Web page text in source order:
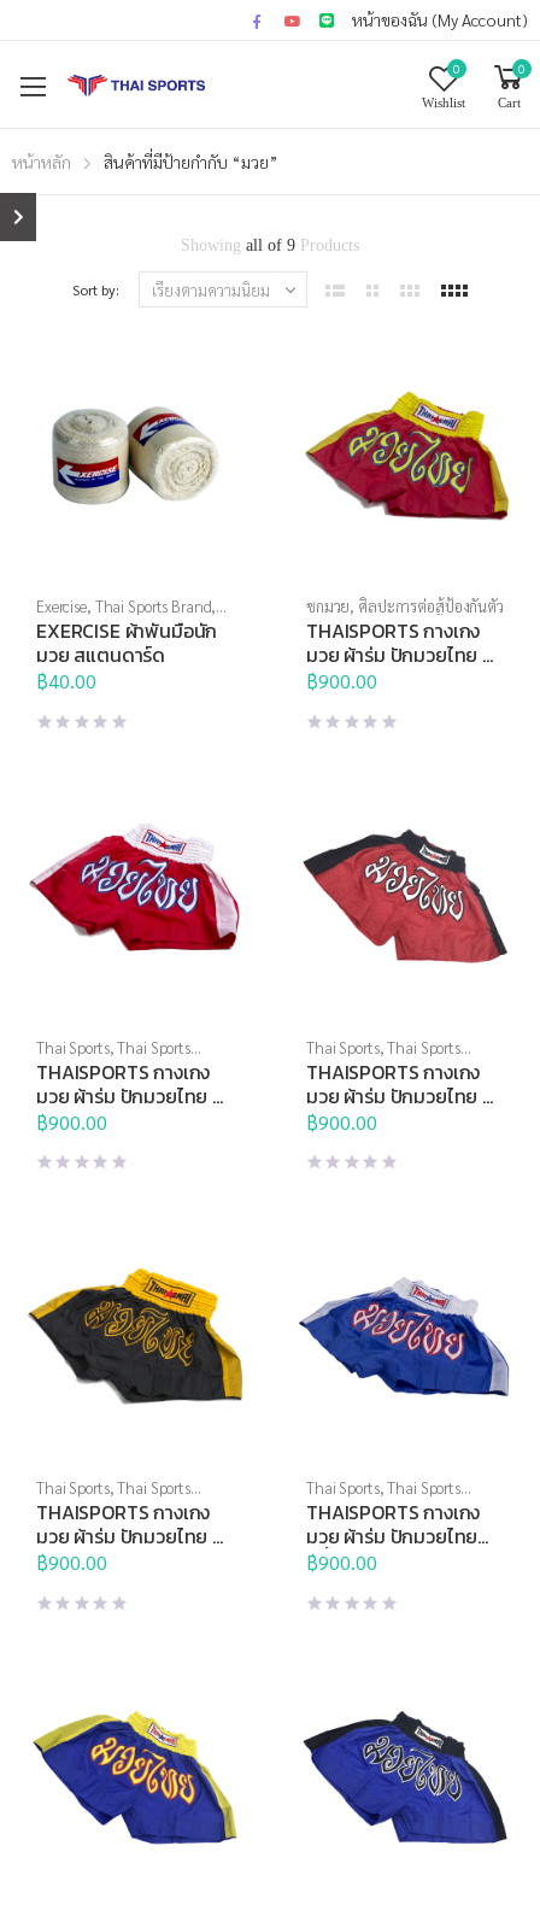
หน้าของฉัน (My Account)
0
Wishlist
0
Cart
หน้าหลัก สินค้าที่มีป้ายกำกับ “มวย”
Showing all of 9 Products
Sort by:
Exercise, Thai Sports Brand,
ชกมวย,ศิลปะการต่อสู้ป้องกันตัว
EXERCISE ผ้าพันมือนัก
มวย สแตนดาร์ด
฿40.00
ชกมวย, ศิลปะการต่อสู้ป้องกันตัว
THAISPORTS กางเกง
มวย ผ้าร่ม ปักมวยไทย สี
แดงแถบเหลือง
฿900.00
Thai Sports,Thai Sports
Brand,ชกมวย,ศิลปะการต่อสู้
ป้องกันตัว
THAISPORTS กางเกง
มวย ผ้าร่ม ปักมวยไทย สี
แดงแถบขาว
฿900.00
Thai Sports,Thai Sports
Brand,ชกมวย,ศิลปะการต่อสู้
ป้องกันตัว
THAISPORTS กางเกง
มวย ผ้าร่ม ปักมวยไทย สี
แดงแถบดำ
฿900.00
Thai Sports,Thai Sports
Brand,ชกมวย,ศิลปะการต่อสู้
ป้องกันตัว
THAISPORTS กางเกง
มวย ผ้าร่ม ปักมวยไทย สี
ดำแถบเหลือง
฿900.00
Thai Sports,Thai Sports
Brand,ชกมวย,ศิลปะการต่อสู้
ป้องกันตัว
THAISPORTS กางเกง
มวย ผ้าร่ม ปักมวยไทย
สีน้ำเงินแถบขาว
฿900.00